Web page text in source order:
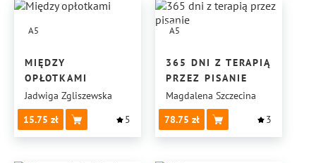
A5
MIĘDZY
OPŁOTKAMI
Jadwiga Zgliszewska
15.75
5
A5
365 DNI Z TERAPIĄ
PRZEZ PISANIE
Magdalena Szczecina
78.75
3